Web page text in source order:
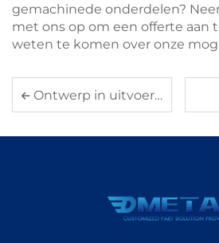
gemachinede onderdelen?
met ons op om een offerte aan
weten te komen over onze
Ontwerp in uitvoering: aangepast gegoten onderdeel voor onze klant